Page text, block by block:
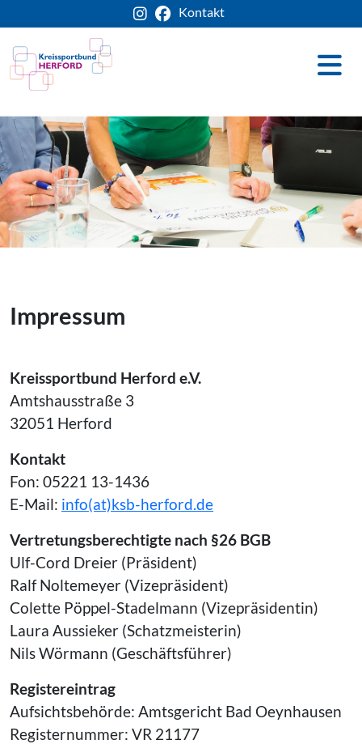
Kontakt
Impressum
Kreissportbund Herford e.V.
Amtshausstraße 3
32051 Herford
Kontakt
Fon: 05221 13-1436
E-Mail: info(at)ksb-herford.de
Vertretungsberechtigte nach §26 BGB
Ulf-Cord Dreier (Präsident)
Ralf Noltemeyer (Vizepräsident)
Colette Pöppel-Stadelmann (Vizepräsidentin)
Laura Aussieker (Schatzmeisterin)
Nils Wörmann (Geschäftsführer)
Registereintrag
Aufsichtsbehörde: Amtsgericht Bad Oeynhausen
Registernummer: VR 21177